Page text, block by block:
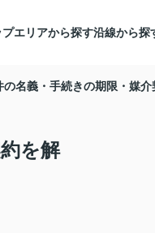
プエリアから探す沿線から探
名義・手続きの期限・媒介
を解